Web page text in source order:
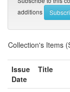
additions
Collection's Items
Issue
Date
Title